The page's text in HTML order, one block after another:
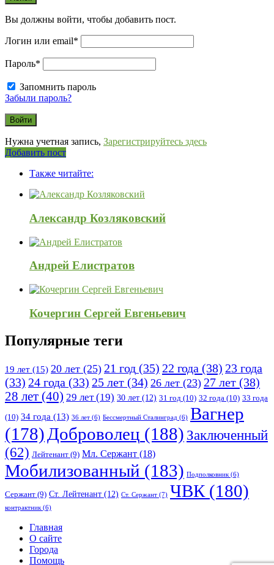
Вы должны войти, чтобы добавить пост.
Логин или email*
Пароль*
Запомнить пароль
Забыли пароль?
Нужна учетная запись, Зарегистрируйтесь здесь
Боковая
панель
Добавить пост
Также читайте:
Александр Козляковский
Андрей Елистратов
Кочергин Сергей Евгеньевич
Популярные теги
19 лет (15) 20 лет (25) 21 год (35) 22 года (38) 23 года
(33) 24 года (33) 25 лет (34) 26 лет (23) 27 лет (38)
28 лет (40) 29 лет(19) 30 лет (12) 31 год (10) 32 года (10) 33 года
(10) 34 года (13) 36 лет (6) Бессмертный Сталинград (6) Вагнер
(178) Доброволец (188) Заключенный
(62) Лейтенант (9) Мл. Сержант (18)
Мобилизованный (183) Подполковник (6)
Сержант (9) Ст. Лейтенант (12) Ст. Сержант (7) ЧВК (180)
контрактник (6)
Исследовать
Главная
О сайте
Города
Помощь